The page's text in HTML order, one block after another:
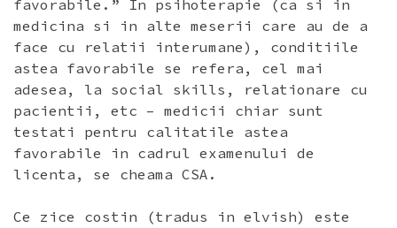
favorabile.” In psihoterapie (ca si in
medicina si in alte meserii care au de a
face cu relatii interumane), conditiile
astea favorabile se refera, cel mai
adesea, la social skills, relationare cu
pacientii, etc – medicii chiar sunt
testati pentru calitatile astea
favorabile in cadrul examenului de
licenta, se cheama CSA.
Ce zice costin (tradus in elvish) este